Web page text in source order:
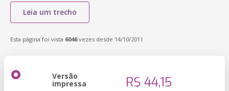
Leia um trecho
Esta página foi vista 6046vezes desde 14/10/2011
Versão
impressa R$ 44,15